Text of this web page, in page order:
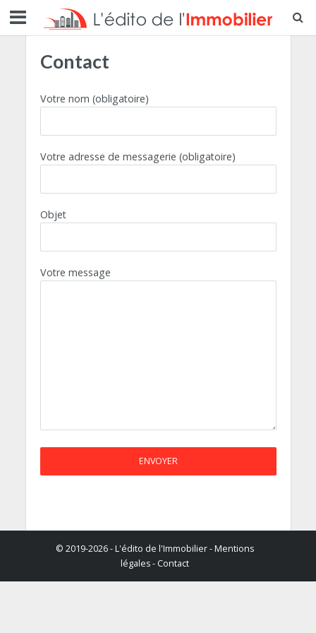
Contact
Votre nom (obligatoire)
Votre adresse de messagerie (obligatoire)
Objet
Votre message
© 2019-2026 - L'édito de l'Immobilier -Mentions
légales- Contact